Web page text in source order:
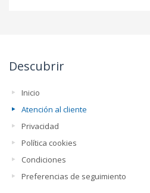
Descubrir
Inicio
Atención al cliente
Privacidad
Política cookies
Condiciones
Preferencias de seguimiento